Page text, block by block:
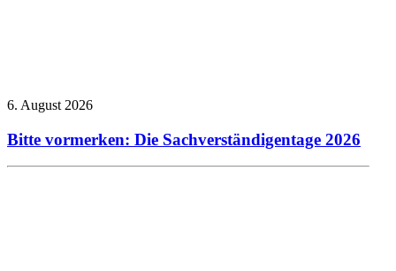
6. August 2026
Bitte vormerken: Die Sachverständigentage 2026